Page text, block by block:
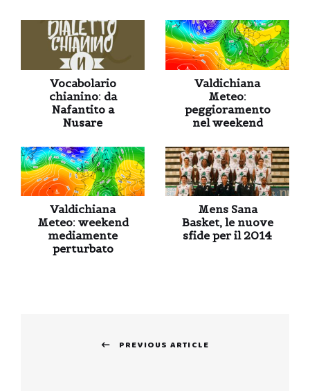
Vocabolario
chianino: da
Nafantito a
Nusare
Valdichiana
Meteo:
peggioramento
nel weekend
Valdichiana
Meteo: weekend
mediamente
perturbato
Mens Sana
Basket, le nuove
sfide per il 2014
PREVIOUS ARTICLE